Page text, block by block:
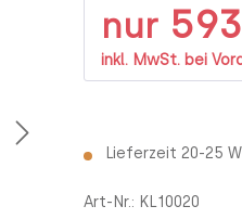
nur
inkl. MwSt. bei
Lieferzeit 20-25
Art-Nr.: KL10020